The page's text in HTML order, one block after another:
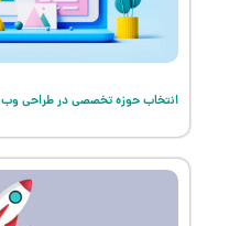
انتخاب حوزه تخصصی در طراحی وب